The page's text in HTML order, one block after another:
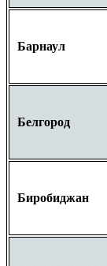
Барнаул
Белгород
Биробиджан